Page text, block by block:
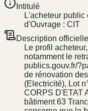
Intitulé
L'acheteur
d'Ouvrage : CIT
Description officielle
Le profil
notamment le
publics.gouv.fr/
de rénovation
(Electricité), Lot
CORPS D'ETAT
bâtiment 63